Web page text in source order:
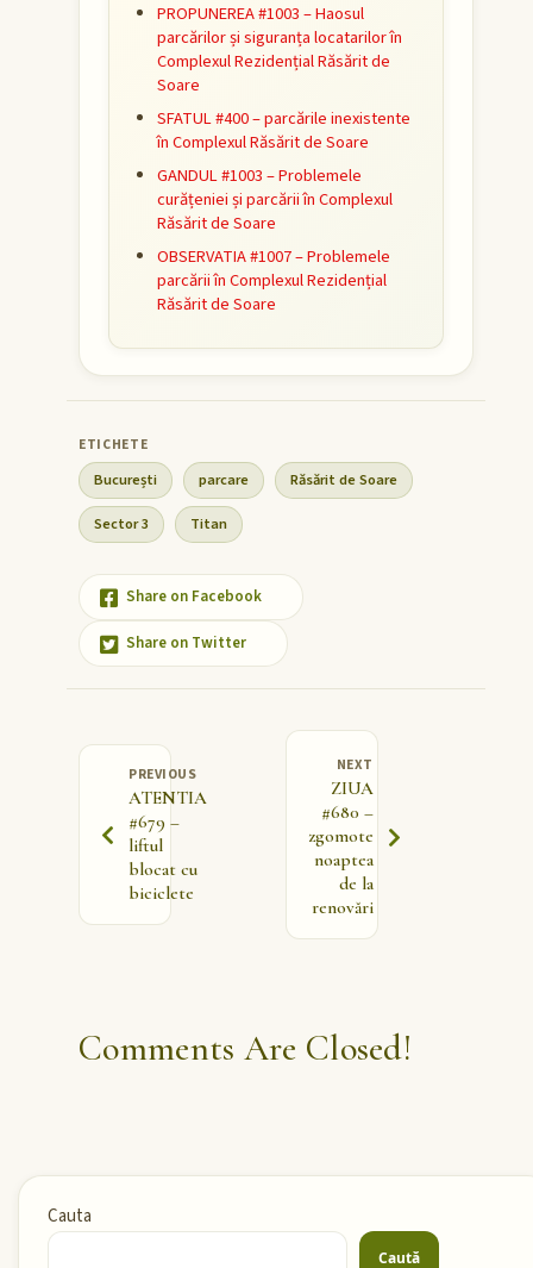
PROPUNEREA #1003 – Haosul
parcărilor și siguranța locatarilor în
Complexul Rezidențial Răsărit de
Soare
SFATUL #400 – parcările inexistente
în Complexul Răsărit de Soare
GANDUL #1003 – Problemele
curățeniei și parcării în Complexul
Răsărit de Soare
OBSERVATIA #1007 – Problemele
parcării în Complexul Rezidențial
Răsărit de Soare
București parcare Răsărit de Soare
Sector 3 Titan
Share on Facebook
Share on Twitter
PREVIOUS
ATENTIA
#679 –
liftul
blocat cu
biciclete
NEXT
ZIUA
#680 –
zgomote
noaptea
de la
renovări
Comments Are Closed!
Cauta
Caută